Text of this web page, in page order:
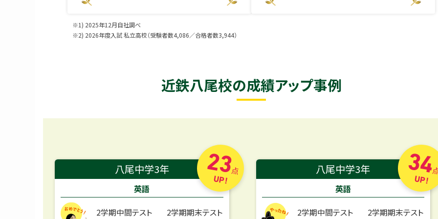
※1) 2025年12月自社調べ
※2) 2026年度入試 私立高校（受験者数4,086／合格者数3,944）
近鉄八尾校の成績アップ事例
八尾中学3年
英語
2学期中間テスト 2学期期末テスト
23点
UP!
八尾中学3年
英語
2学期中間テスト
2学期期末テスト
34
UP!